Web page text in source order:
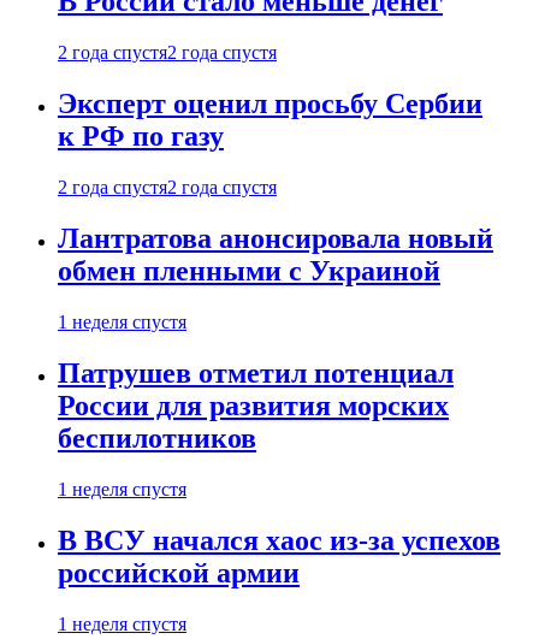
2 года спустя2 года спустя
Эксперт оценил просьбу Сербии
к РФ по газу
2 года спустя2 года спустя
Лантратова анонсировала новый
обмен пленными с Украиной
1 неделя спустя
Патрушев отметил потенциал
России для развития морских
беспилотников
1 неделя спустя
В ВСУ начался хаос из-за успехов
российской армии
1 неделя спустя